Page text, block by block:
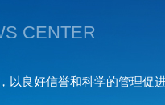
CENTER
以良好信誉和科学的管理促